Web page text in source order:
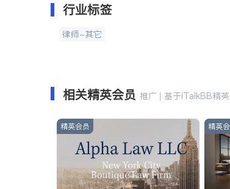
行业标签
律师-其它
相关精英会员 推广 | 基于iTalkBB精
精英会员 精英